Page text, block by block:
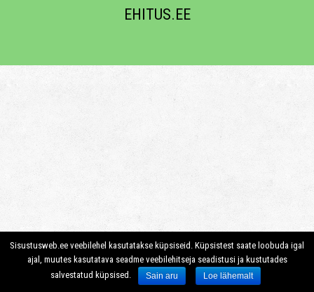
EHITUS.EE
Sisustusweb.ee veebilehel kasutatakse küpsiseid. Küpsistest saate loobuda igal
ajal, muutes kasutatava seadme veebilehitseja seadistusi ja kustutades
salvestatud küpsised.
Sain aru Loe lähemalt